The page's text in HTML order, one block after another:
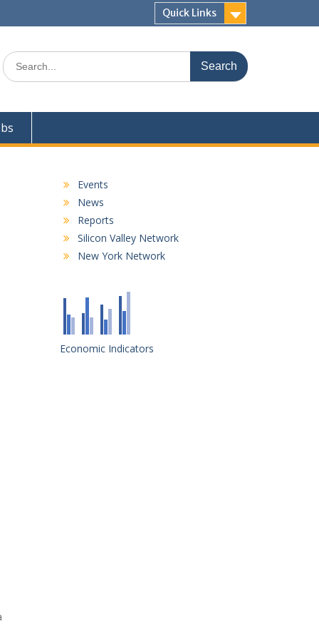
Quick Links
Search
for:
Events
News
Reports
Silicon Valley Network
New York Network
Economic Indicators